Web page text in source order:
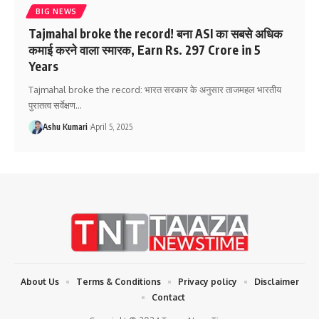
BIG NEWS
Tajmahal broke the record! बना ASI का सबसे अधिक
कमाई करने वाला स्मारक, Earn Rs. 297 Crore in 5
Years
Tajmahal broke the record: भारत सरकार के अनुसार ताजमहल भारतीय
पुरातत्व सर्वेक्षण…
Ashu Kumari April 5, 2025
About Us Terms & Conditions Privacy policy
Disclaimer
Contact